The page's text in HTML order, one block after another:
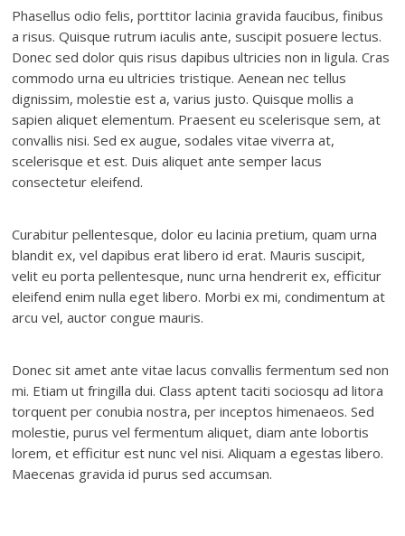
Phasellus odio felis, porttitor lacinia gravida faucibus, finibus
a risus. Quisque rutrum iaculis ante, suscipit posuere lectus.
Donec sed dolor quis risus dapibus ultricies non in ligula. Cras
commodo urna eu ultricies tristique. Aenean nec tellus
dignissim, molestie est a, varius justo. Quisque mollis a
sapien aliquet elementum. Praesent eu scelerisque sem, at
convallis nisi. Sed ex augue, sodales vitae viverra at,
scelerisque et est. Duis aliquet ante semper lacus
consectetur eleifend.
Curabitur pellentesque, dolor eu lacinia pretium, quam urna
blandit ex, vel dapibus erat libero id erat. Mauris suscipit,
velit eu porta pellentesque, nunc urna hendrerit ex, efficitur
eleifend enim nulla eget libero. Morbi ex mi, condimentum at
arcu vel, auctor congue mauris.
Donec sit amet ante vitae lacus convallis fermentum sed non
mi. Etiam ut fringilla dui. Class aptent taciti sociosqu ad litora
torquent per conubia nostra, per inceptos himenaeos. Sed
molestie, purus vel fermentum aliquet, diam ante lobortis
lorem, et efficitur est nunc vel nisi. Aliquam a egestas libero.
Maecenas gravida id purus sed accumsan.